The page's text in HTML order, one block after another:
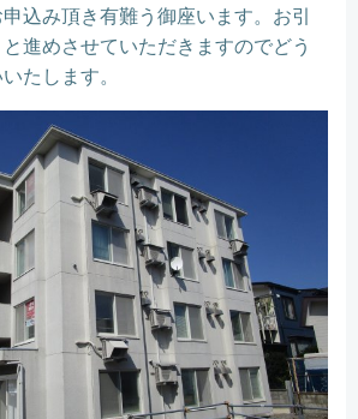
込み頂き有難う御座います。お引
進めさせていただきますのでどう
たします。